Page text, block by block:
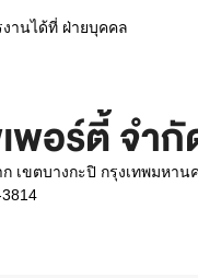
านได้ที่ ฝ่ายบุคคล
อร์ตี้ จำกั
เขตบางกะปิ กรุงเทพมหาน